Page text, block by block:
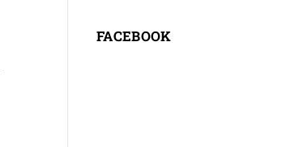
FACEBOOK